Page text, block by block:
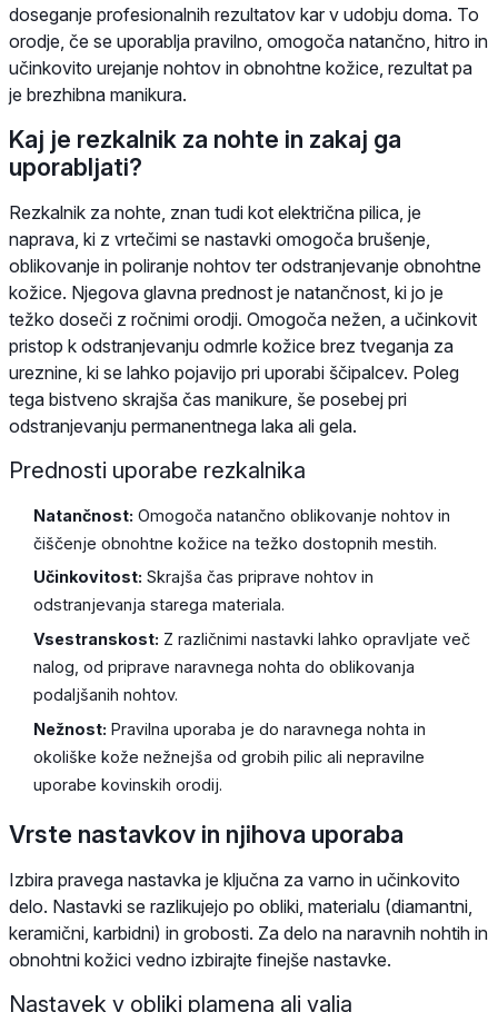
doseganje profesionalnih rezultatov kar v udobju doma. To
orodje, če se uporablja pravilno, omogoča natančno, hitro in
učinkovito urejanje nohtov in obnohtne kožice, rezultat pa
je brezhibna manikura.
Kaj je rezkalnik za nohte in zakaj ga
uporabljati?
Rezkalnik za nohte, znan tudi kot električna pilica, je
naprava, ki z vrtečimi se nastavki omogoča brušenje,
oblikovanje in poliranje nohtov ter odstranjevanje obnohtne
kožice. Njegova glavna prednost je natančnost, ki jo je
težko doseči z ročnimi orodji. Omogoča nežen, a učinkovit
pristop k odstranjevanju odmrle kožice brez tveganja za
ureznine, ki se lahko pojavijo pri uporabi ščipalcev. Poleg
tega bistveno skrajša čas manikure, še posebej pri
odstranjevanju permanentnega laka ali gela.
Prednosti uporabe rezkalnika
Natančnost: Omogoča natančno oblikovanje nohtov in
čiščenje obnohtne kožice na težko dostopnih mestih.
Učinkovitost: Skrajša čas priprave nohtov in
odstranjevanja starega materiala.
Vsestranskost: Z različnimi nastavki lahko opravljate več
nalog, od priprave naravnega nohta do oblikovanja
podaljšanih nohtov.
Nežnost: Pravilna uporaba je do naravnega nohta in
okoliške kože nežnejša od grobih pilic ali nepravilne
uporabe kovinskih orodij.
Vrste nastavkov in njihova uporaba
Izbira pravega nastavka je ključna za varno in učinkovito
delo. Nastavki se razlikujejo po obliki, materialu (diamantni,
keramični, karbidni) in grobosti. Za delo na naravnih nohtih in
obnohtni kožici vedno izbirajte finejše nastavke.
Nastavek v obliki plamena ali valja